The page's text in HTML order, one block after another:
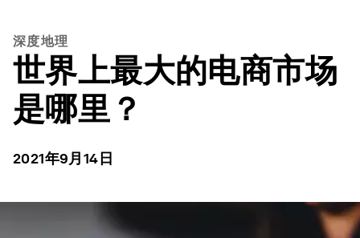
深度地理
世界上最大的电商市场
是哪里？
2021年9月14日